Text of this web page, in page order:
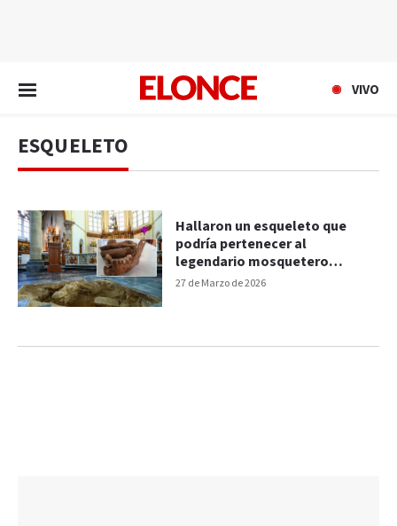
VIVO
ESQUELETO
27 de Marzo de 2026
Hallaron un esqueleto que
podría pertenecer al
legendario mosquetero
D’Artagnan